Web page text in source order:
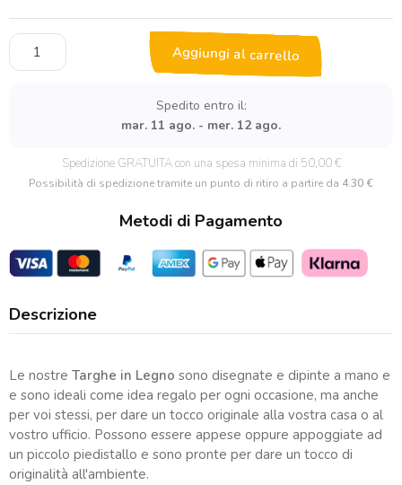
Targa
Fuori
Aggiungi al carrello
Spedito entro il:
mar. 11 ago. - mer. 12 ago.
Spedizione GRATUITA con una spesa minima di 50,00 €
Possibilità di spedizione tramite un punto di ritiro a partire da 4.30 €
Metodi di Pagamento
Descrizione
Le nostre Targhe in Legno sono disegnate e dipinte a mano e
e sono ideali come idea regalo per ogni occasione, ma anche
per voi stessi, per dare un tocco originale alla vostra casa o al
vostro ufficio. Possono essere appese oppure appoggiate ad
un piccolo piedistallo e sono pronte per dare un tocco di
originalità all'ambiente.